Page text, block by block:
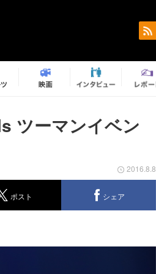
ツーマンイベン
2016.8.8
ポスト シェア